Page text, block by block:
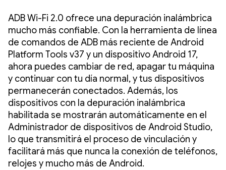
ADB Wi-Fi 2.0 ofrece una depuración inalámbrica
mucho más confiable. Con la herramienta de línea
de comandos de ADB más reciente de Android
Platform Tools v37 y un dispositivo Android 17,
ahora puedes cambiar de red, apagar tu máquina
y continuar con tu día normal, y tus dispositivos
permanecerán conectados. Además, los
dispositivos con la depuración inalámbrica
habilitada se mostrarán automáticamente en el
Administrador de dispositivos de Android Studio,
lo que transmitirá el proceso de vinculación y
facilitará más que nunca la conexión de teléfonos,
relojes y mucho más de Android.